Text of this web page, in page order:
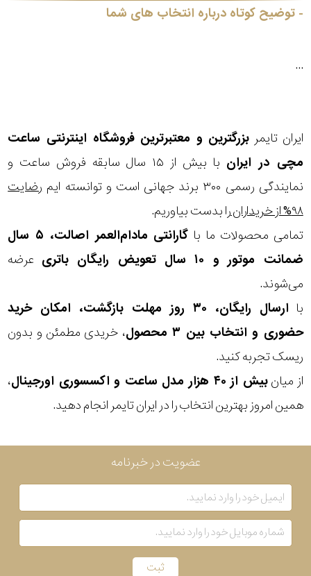
توضیح کوتاه درباره انتخاب های شما
...
ایران تایمر بزرگترین و معتبرترین فروشگاه اینترنتی ساعت
مچی در ایران
با بیش از ۱۵ سال سابقه فروش ساعت و
نمایندگی رسمی ۳۰۰ برند جهانی است و توانسته ایم
رضایت
۹۸% از خریداران
را بدست بیاوریم.
تمامی محصولات ما با
گارانتی مادام‌العمر اصالت، ۵ سال
ضمانت موتور و ۱۰ سال تعویض رایگان باتری
عرضه
می‌شوند.
با
ارسال رایگان، ۳۰ روز مهلت بازگشت، امکان خرید
حضوری و انتخاب بین ۳ محصول
، خریدی مطمئن و بدون
ریسک تجربه کنید.
از میانبیش از ۴۰ هزار مدل ساعت و اکسسوری اورجینال
،
همین امروز بهترین انتخاب را در ایران تایمر انجام دهید.
جنسیت
برای
فرم
سبک
رنگ
عدسی
فریم آبی
نمایش
جنس
اصالت
کشور
عضویت در خبرنامه